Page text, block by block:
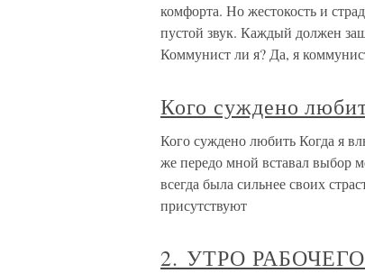
комфорта. Но жестокость и
пустой звук. Каждый должен
Коммунист ли я? Да, я
Кого суждено
Кого суждено любить Когда я
же передо мной вставал выбор
всегда была сильнее своих
присутствуют
2. УТРО